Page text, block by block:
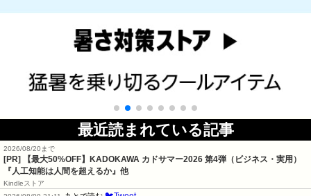
最近読まれている記事
2026/08/20まで
[PR]
【最大50%OFF】KADOKAWA カドサマー2026 第4弾（ビジネス・実用）
『人工知能は人間を超えるか』他
Kindleストア